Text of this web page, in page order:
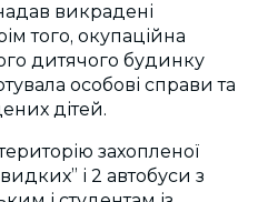
викрадені
того, окупаційна
дитячого будинку
особові справи та
дітей.
захопленої
і 2 автобуси з